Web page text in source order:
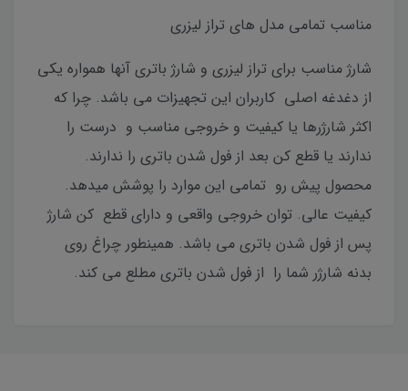
مناسب تمامی مدل های تراز لیزری
شارژ مناسب برای تراز لیزری و شارژ باتری آنها همواره یکی
از دغدغه اصلی کاربران این تجهیزات می باشد. چرا که
اکثر شارژرها یا کیفیت و خروجی مناسب و درست را
ندارند یا قطع کن بعد از فول شدن باتری را ندارند.
محصول پیش رو تمامی این موارد را پوشش میدهد.
کیفیت عالی. توان خروجی واقعی و دارای قطع کن شارژ
پس از فول شدن باتری می باشد. همینطور چراغ روی
بدنه شارژر شما را از فول شدن باتری مطلع می کند.